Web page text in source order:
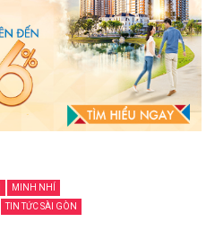
MINH NHÍ
TIN TỨC SÀI GÒN